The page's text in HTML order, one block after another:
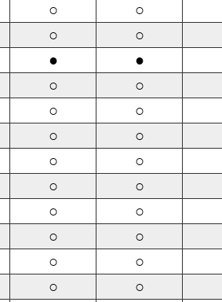
○ ○
○ ○
● ●
○ ○
○ ○
○ ○
○ ○
○ ○
○ ○
○ ○
○ ○
○ ○